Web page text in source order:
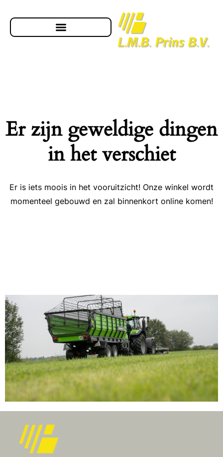
Er zijn geweldige dingen
in het verschiet
Er is iets moois in het vooruitzicht! Onze winkel wordt
momenteel gebouwd en zal binnenkort online komen!